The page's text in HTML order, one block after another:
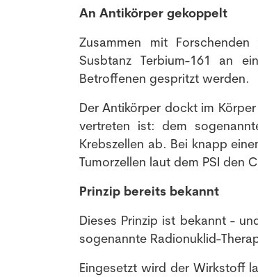
An Antikörper gekoppelt
Zusammen mit
Susbtanz Terbium-161 an
Betroffenen gespritzt werden.
Der Antikörper dockt im
vertreten ist: dem
Krebszellen ab. Bei knapp
Tumorzellen laut dem PSI den
Prinzip bereits bekannt
Dieses Prinzip ist bekannt -
sogenannte Radionuklid-
Eingesetzt wird der Wirkstoff